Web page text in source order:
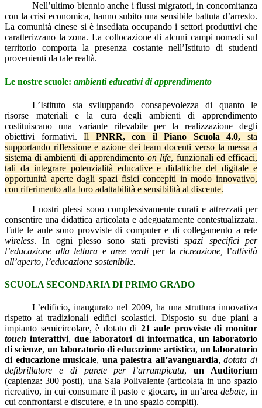
Nell’ultimo biennio anche i flussi migratori, in concomitanza
con la crisi economica, hanno subito una sensibile battuta d’arresto.
La comunità cinese si è insediata occupando i settori produttivi che
caratterizzano la zona. La collocazione di alcuni campi nomadi sul
territorio comporta la presenza costante nell’Istituto di studenti
provenienti da tale realtà.
Le nostre scuole: ambienti educativi di apprendimento
L’Istituto sta sviluppando consapevolezza di quanto le
risorse materiali e la cura degli ambienti di apprendimento
costituiscano una variante rilevabile per la realizzazione degli
obiettivi formativi.Il PNRR, con il Piano Scuola 4.0, sta
supportando riflessione e azione dei team docenti verso la messa a
sistema di ambienti di apprendimentoon life, funzionali ed efficaci,
tali da integrare potenzialità educative e didattiche del digitale e
opportunità aperte dagli spazi fisici concepiti in modo innovativo,
con riferimento alla loro adattabilità e sensibilità al discente.
I nostri plessi sono complessivamente curati e attrezzati per
consentire una didattica articolata e adeguatamente contestualizzata.
Tutte le aule sono provviste di computer e di collegamento a rete
wireless.In ogni plesso sono stati previstispazi specifici per
l’educazione alla lettura e aree verdiper la ricreazione,l’attività
all’aperto, l’educazione sostenibile.
SCUOLA SECONDARIA DI PRIMO GRADO
L’edificio, inaugurato nel 2009, ha una struttura innovativa
rispetto ai tradizionali edifici scolastici. Disposto su due piani a
impianto semicircolare, è dotato di 21 aule provviste di monitor
touch interattivi,due laboratori di informatica, un laboratorio
di scienze, un laboratorio di educazione artistica, un laboratorio
di educazione musicale, una palestra all’avanguardia,dotata di
defibrillatore e di parete per l’arrampicata,un Auditorium
(capienza: 300 posti), una Sala Polivalente (articolata in uno spazio
ricreativo, in cui consumare il pasto e giocare, in un’area debate, in
cui confrontarsi e discutere, e in uno spazio compiti).